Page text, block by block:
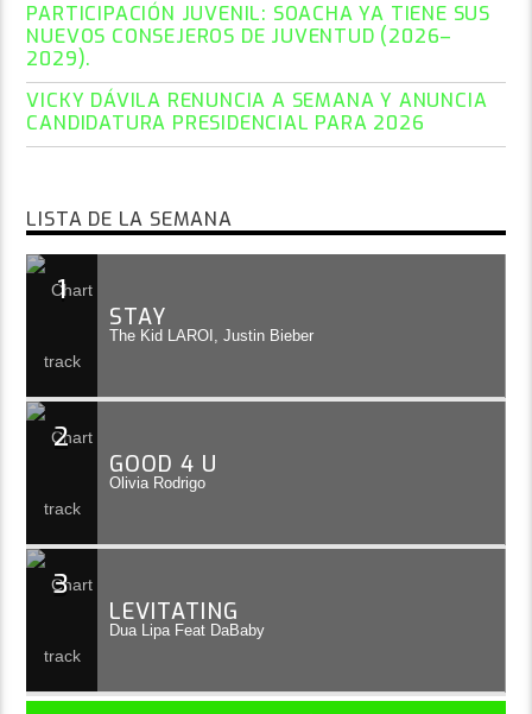
PARTICIPACIÓN JUVENIL: SOACHA YA TIENE SUS
NUEVOS CONSEJEROS DE JUVENTUD (2026–
2029).
VICKY DÁVILA RENUNCIA A SEMANA Y ANUNCIA
CANDIDATURA PRESIDENCIAL PARA 2026
LISTA DE LA SEMANA
1
STAY
The Kid LAROI, Justin Bieber
2
GOOD 4 U
Olivia Rodrigo
3
LEVITATING
Dua Lipa Feat DaBaby